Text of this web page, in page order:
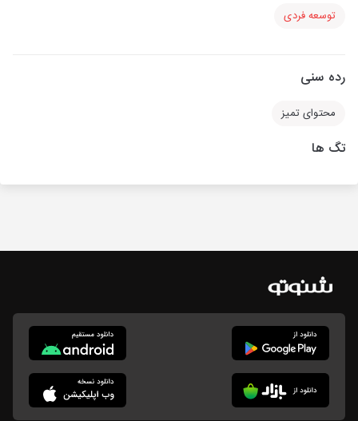
توسعه فردی
رده سنی
محتوای تمیز
تگ ها